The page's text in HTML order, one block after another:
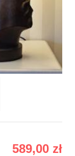
589,00 zł